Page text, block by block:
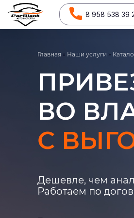
8 958 538 39
Главная » Наши услуги »
ВО
С
Дешевле, чем
Работаем по